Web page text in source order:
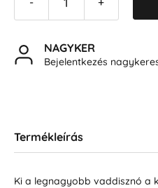
NAGYKER
Bejelentkezés
Termékleírás
Ki a legnagyobb vaddisznó a